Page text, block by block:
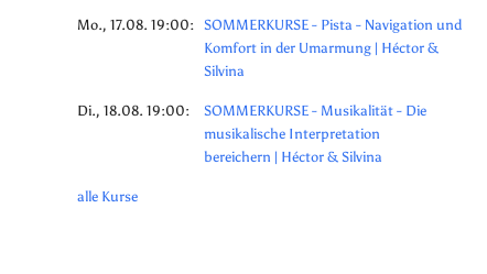
Mo., 17.08. 19:00: SOMMERKURSE - Pista - Navigation und
Komfort in der Umarmung | Héctor &
Silvina
Di., 18.08. 19:00:
SOMMERKURSE - Musikalität - Die
musikalische Interpretation
bereichern | Héctor & Silvina
alle Kurse